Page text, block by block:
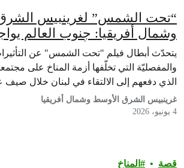
“تحت الشمس” لغرينبيس
وشمال أفريقيا: جنوب العالم
شركات الوقود الأحفوري بقصص
يتحدّث أبطال فيلم "تحت الشمس" عن
والمفصليّة التي تخلّفها أزمة المناخ على
الذي دفعهم إلى الالتقاء في لبنان خلال صيف عام
غرينبيس الشرق الأوسط وشمال أفريقيا
4 يونيو، 2026
قصة المناخ